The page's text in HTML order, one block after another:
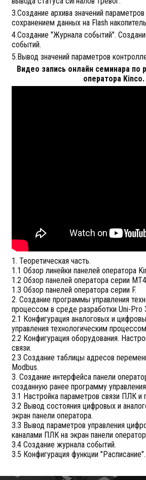
3.Создание архива значений
сохранением данных на Flash
4.Создание "Журнала событий".
событий.
5.Вывод значений параметров
Видео запись онлайн семинара по
оператора Kinco.
1. Теоретическая часть.
1.1 Обзор линейки панелей оператора
1.2 Обзор панелей оператора серии
1.3 Обзор панелей оператора серии F.
2. Создание программы управления
процессом в среде разработки Uni-Pro
2.1 Конфигурация аналоговых и
управления технологическим
2.2 Конфигурация оборудования.
связи.
2.3 Создание таблицы адресов
Modbus.
3. Создание интерфейса панели
созданную ранее программу
3.1 Настройка параметров связи ПЛК и
3.2 Вывод состояния цифровых и
экран панели оператора.
3.3 Вывод параметров управления
каналами ПЛК на экран панели
3.4 Создание журнала событий.
3.5 Конфигурация функции "Расписание".